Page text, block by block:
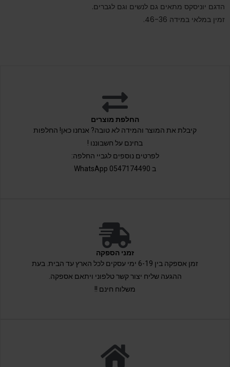
הדגם יוניסקס מתאים גם לנשים וגם לגברים.
זמין במלאי במידה 46-36.
החלפת מוצרים
קיבלת את המוצר והמידה לא טובה? אנחנו כאן! החלפות
בחינם על חשבוננו !
לפרטים נוספים לגביי החלפה:
ב 0547174490 WhatsApp
זמני הספקה
זמן אספקה בין 6-19 ימי עסקים לכל הארץ עד הבית. בעת
ההגעה שליח יצור קשר טלפוני ויתאם אספקה.
משלוח חינם !!